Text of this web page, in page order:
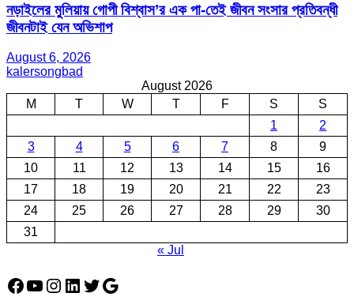
নড়াইলের মুলিয়ায় গোপী বিশ্বাস’র এক পা-তেই জীবন সংসার প্রতিবন্ধী
জীবনটাই যেন অভিশাপ
August 6, 2026
kalersongbad
August 2026
M
T W T F S
S
1
2
3
4 5 6 7 8
9
10
11 12 13 14 15
16
17
18 19 20 21 22
23
24
25 26 27 28 29
30
31
« Jul
Facebook
YouTube
Instagram
LinkedIn
Twitter
Google